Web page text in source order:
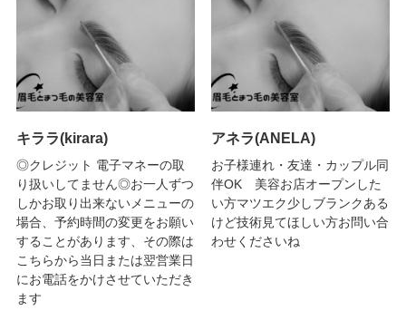
キララ(kirara)
◎クレジット 電子マネーの取
り扱いしてません◎お一人ずつ
しかお取り出来ないメニューの
場合、予約時間の変更をお願い
することがあります、その際は
こちらから当日または翌営業日
にお電話をかけさせていただき
ます
アネラ(ANELA)
お子様連れ・友達・カップル同
伴OK 美容お店オープンした
い方マツエク少しブランクある
けど技術見てほしい方お問い合
わせくださいね